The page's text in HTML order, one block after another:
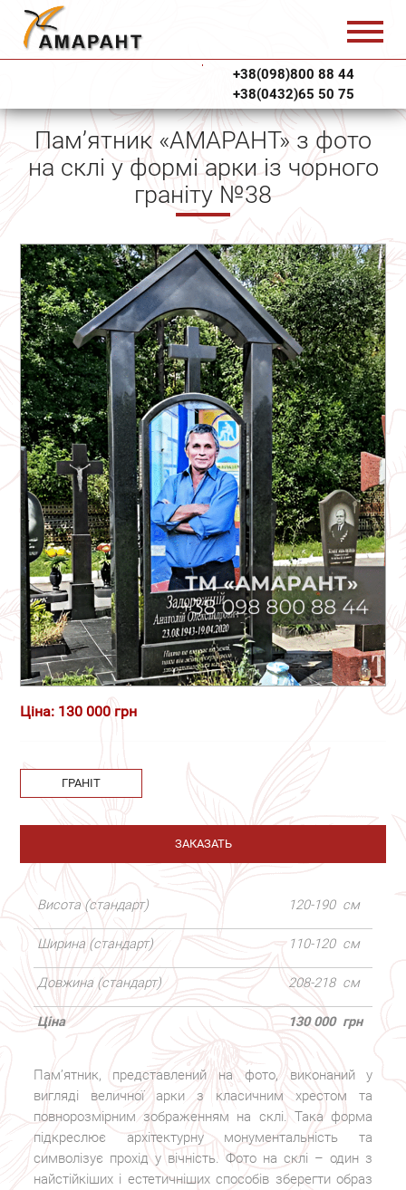
+38(098)800 88 44
+38(0432)65 50 75
Пам’ятник «АМАРАНТ» з фото
на склі у формі арки із чорного
граніту №38
Ціна: 130 000 грн
ГРАНІТ
ЗАКАЗАТЬ
Висота (стандарт) 120-190 см
Ширина (стандарт) 110-120 см
Довжина (стандарт) 208-218 см
Ціна 130 000 грн
Пам’ятник, представлений на фото, виконаний у
вигляді величної арки з класичним хрестом та
повнорозмірним зображенням на склі. Така форма
підкреслює архітектурну монументальність та
символізує прохід у вічність. Фото на склі – один з
найстійкіших і естетичніших способів зберегти образ